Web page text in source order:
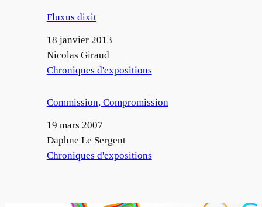
Fluxus dixit
Date
18 janvier 2013
Auteur
Nicolas Giraud
Par rapport à
Chroniques d'expositions
Commission, Compromission
Date
19 mars 2007
Auteur
Daphne Le Sergent
Par rapport à
Chroniques d'expositions